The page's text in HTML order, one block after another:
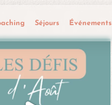
Séjours Événements